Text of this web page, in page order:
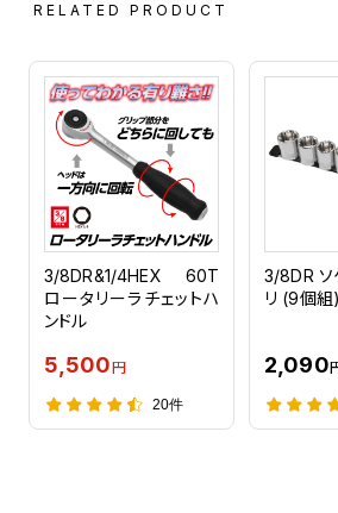
RELATED PRODUCT
3/8DR&1/4HEX 60T
ロータリーラチェットハ
ンドル
5,500円
20件
3/8DR ソ
リ (9個組)
2,090